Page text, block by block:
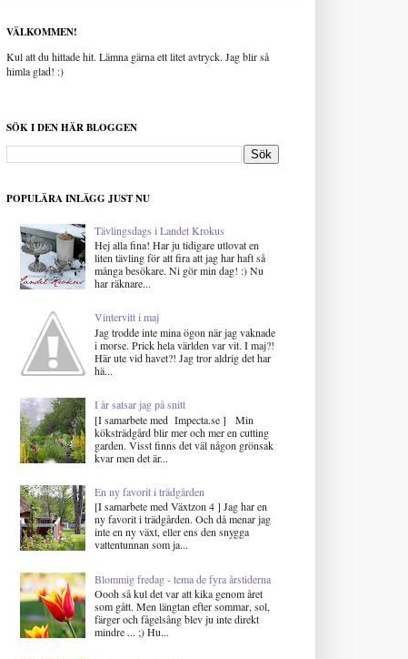
VÄLKOMMEN!
Kul att du hittade hit. Lämna gärna ett litet avtryck. Jag blir så
himla glad! :)
SÖK I DEN HÄR BLOGGEN
POPULÄRA INLÄGG JUST NU
Tävlingsdags i Landet Krokus
Hej alla fina! Har ju tidigare utlovat en
liten tävling för att fira att jag har haft så
många besökare. Ni gör min dag! :) Nu
har räknare...
Vintervitt i maj
Jag trodde inte mina ögon när jag vaknade
i morse. Prick hela världen var vit. I maj?!
Här ute vid havet?! Jag tror aldrig det har
hä...
I år satsar jag på snitt
[I samarbete med Impecta.se ] Min
köksträdgård blir mer och mer en cutting
garden. Visst finns det väl någon grönsak
kvar men det är...
En ny favorit i trädgården
[I samarbete med Växtzon 4 ] Jag har en
ny favorit i trädgården. Och då menar jag
inte en ny växt, eller ens den snygga
vattentunnan som ja...
Blommig fredag - tema de fyra årstiderna
Oooh så kul det var att kika genom året
som gått. Men längtan efter sommar, sol,
färger och fågelsång blev ju inte direkt
mindre ... ;) Hu...